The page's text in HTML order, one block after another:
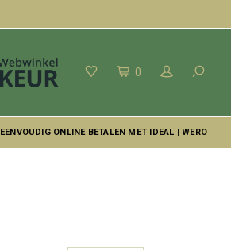
0
EENVOUDIG ONLINE BETALEN MET IDEAL | WERO